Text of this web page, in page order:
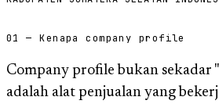
01 — Kenapa company profile
Company profile bukan sekadar
adalah alat penjualan yang